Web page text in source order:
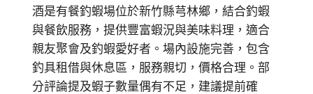
酒是有餐釣蝦場位於新竹縣芎林鄉，結合釣蝦
與餐飲服務，提供豐富蝦況與美味料理，適合
親友聚會及釣蝦愛好者。場內設施完善，包含
釣具租借與休息區，服務親切，價格合理。部
分評論提及蝦子數量偶有不足，建議提前確